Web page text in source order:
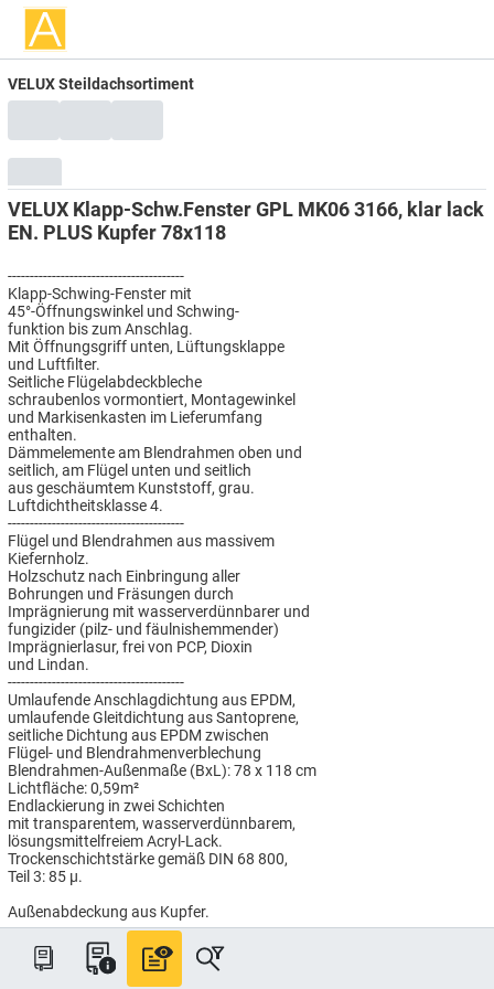
VELUX Steildachsortiment
VELUX Klapp-Schw.Fenster GPL MK06 3166, klar lack
EN. PLUS Kupfer 78x118
----------------------------------------
Klapp-Schwing-Fenster mit
45°-Öffnungswinkel und Schwing-
funktion bis zum Anschlag.
Mit Öffnungsgriff unten, Lüftungsklappe
und Luftfilter.
Seitliche Flügelabdeckbleche
schraubenlos vormontiert, Montagewinkel
und Markisenkasten im Lieferumfang
enthalten.
Dämmelemente am Blendrahmen oben und
seitlich, am Flügel unten und seitlich
aus geschäumtem Kunststoff, grau.
Luftdichtheitsklasse 4.
----------------------------------------
Flügel und Blendrahmen aus massivem
Kiefernholz.
Holzschutz nach Einbringung aller
Bohrungen und Fräsungen durch
Imprägnierung mit wasserverdünnbarer und
fungizider (pilz- und fäulnishemmender)
Imprägnierlasur, frei von PCP, Dioxin
und Lindan.
----------------------------------------
Umlaufende Anschlagdichtung aus EPDM,
umlaufende Gleitdichtung aus Santoprene,
seitliche Dichtung aus EPDM zwischen
Flügel- und Blendrahmenverblechung
Blendrahmen-Außenmaße (BxL): 78 x 118 cm
Lichtfläche: 0,59m²
Endlackierung in zwei Schichten
mit transparentem, wasserverdünnbarem,
lösungsmittelfreiem Acryl-Lack.
Trockenschichtstärke gemäß DIN 68 800,
Teil 3: 85 µ.
Außenabdeckung aus Kupfer.
----------------------------------------
ENERGIE PLUS Verglasung
Passivhaus tauglich, für besonders
hohen Wärmeschutz: Uw = 1,0 W/(m²K),